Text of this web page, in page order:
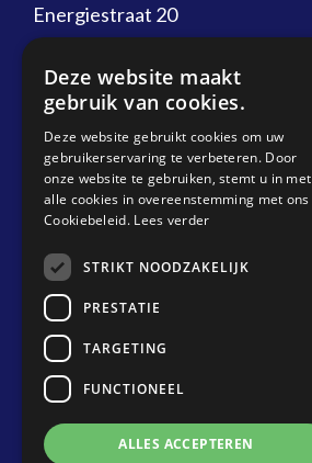
Energiestraat 20
5753 RN Deurne
T:088 087 37 20
Planning Transport
T:088 087 37 10
E:planning@biemansdeurne.nl
Locatie Venray
Metaalweg 7
5804 CG Venray
T:088 087 37 00
E:weegbrug@biemansvenray.nl
Deze website maakt
gebruik van cookies.
Deze website gebruikt cookies om uw
gebruikerservaring te verbeteren. Door
onze website te gebruiken, stemt u in met
alle cookies in overeenstemming met ons
Cookiebeleid. Lees verder
STRIKT NOODZAKELIJK
PRESTATIE
TARGETING
FUNCTIONEEL
ALLES ACCEPTEREN